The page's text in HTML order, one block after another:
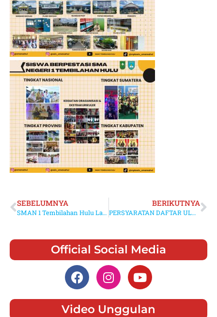
SEBELUMNYA
SMAN 1 Tembilahan Hulu Laksanakan Upacara Bendera Memperingati Hari Pendidikan Nasional Tahun 2023
BERIKUTNYA
PERSYARATAN DAFTAR ULANG PESERTA DIDIK BARU SMAN 1 TEMBILAHAN HULU T.P 2023/2024
Official Social Media
Video Unggulan